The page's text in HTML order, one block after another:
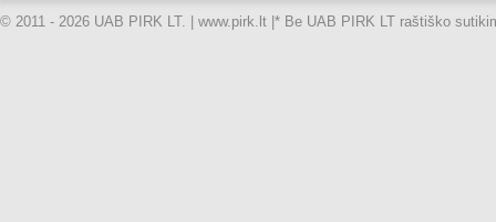
© 2011 - 2026 UAB PIRK LT. | www.pirk.lt | * Be UAB PIRK LT raštiško